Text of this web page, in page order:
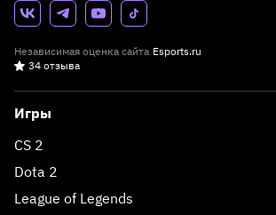
Независимая оценка сайта Esports.ru
34 отзыва
Игры
CS 2
Dota 2
League of Legends